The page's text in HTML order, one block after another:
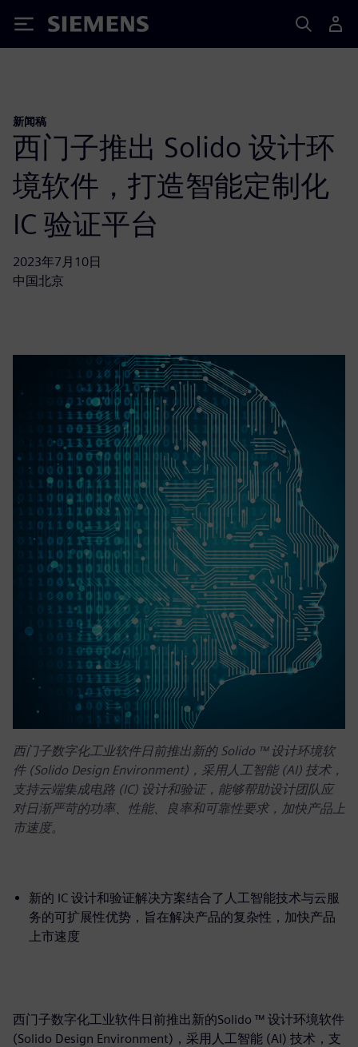
Siemens
新闻稿
西门子推出 Solido 设计环
境软件，打造智能定制化
IC 验证平台
2023年7月10日
中国北京
西门子数字化工业软件日前推出新的 Solido ™ 设计环境软
件 (Solido Design Environment)，采用人工智能 (AI) 技术，
支持云端集成电路 (IC) 设计和验证，能够帮助设计团队应
对日渐严苛的功率、性能、良率和可靠性要求，加快产品上
市速度。
新的 IC 设计和验证解决方案结合了人工智能技术与云服
务的可扩展性优势，旨在解决产品的复杂性，加快产品
上市速度
西门子数字化工业软件日前推出新的Solido ™ 设计环境软件
(Solido Design Environment)，采用人工智能 (AI) 技术，支